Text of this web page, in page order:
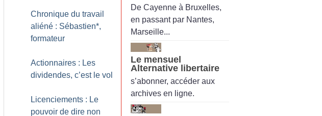
Chronique du travail
aliéné : Sébastien*,
formateur
Actionnaires : Les
dividendes, c’est le vol
Licenciements : Le
pouvoir de dire non
De Cayenne à Bruxelles,
en passant par Nantes,
Marseille...
Le mensuel
Alternative libertaire
s’abonner, accéder aux
archives en ligne.